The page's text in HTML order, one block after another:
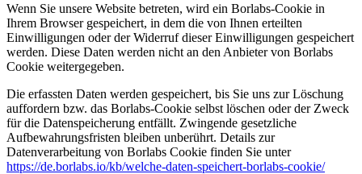
Wenn Sie unsere Website betreten, wird ein Borlabs-Cookie in
Ihrem Browser gespeichert, in dem die von Ihnen erteilten
Einwilligungen oder der Widerruf dieser Einwilligungen gespeichert
werden. Diese Daten werden nicht an den Anbieter von Borlabs
Cookie weitergegeben.
Die erfassten Daten werden gespeichert, bis Sie uns zur Löschung
auffordern bzw. das Borlabs-Cookie selbst löschen oder der Zweck
für die Datenspeicherung entfällt. Zwingende gesetzliche
Aufbewahrungsfristen bleiben unberührt. Details zur
Datenverarbeitung von Borlabs Cookie finden Sie unter
https://de.borlabs.io/kb/welche-daten-speichert-borlabs-cookie/